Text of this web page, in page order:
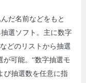
だ名前などをもと
選ソフト。主に数字
どのリストから抽選
が可能。“数字抽選モ
び抽選数を任意に指